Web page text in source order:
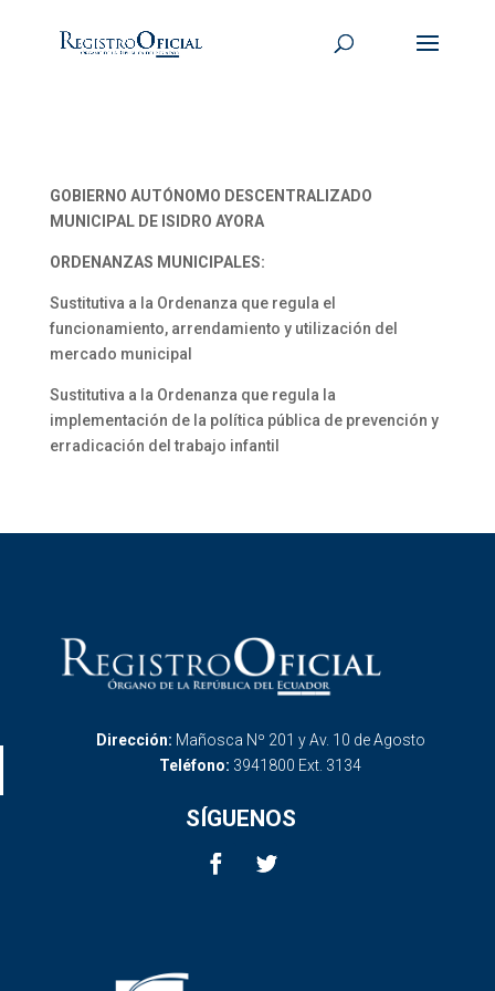
GOBIERNO AUTÓNOMO DESCENTRALIZADO
MUNICIPAL DE ISIDRO AYORA
ORDENANZAS MUNICIPALES:
Sustitutiva a la Ordenanza que regula el
funcionamiento, arrendamiento y utilización del
mercado municipal
Sustitutiva a la Ordenanza que regula la
implementación de la política pública de prevención y
erradicación del trabajo infantil
Dirección: Mañosca Nº 201 y Av. 10 de Agosto
Teléfono: 3941800 Ext. 3134
SÍGUENOS